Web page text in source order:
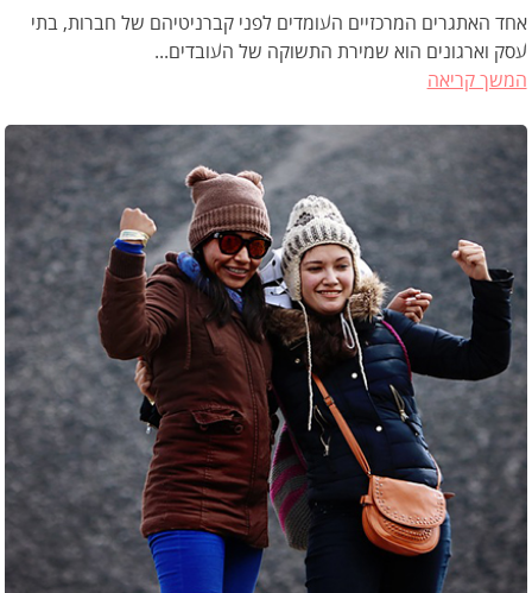
אחד האתגרים המרכזיים העומדים לפני קברניטיהם של חברות, בתי
עסק וארגונים הוא שמירת התשוקה של העובדים...
המשך קריאה